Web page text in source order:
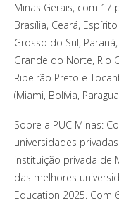
Minas Gerais, com 17
Brasília, Ceará,
Grosso do Sul,
Grande do Norte, Rio
Ribeirão Preto e
(Miami, Bolívia,
Sobre a PUC Minas:
universidades
instituição privada de
das melhores
Education 2025. Com